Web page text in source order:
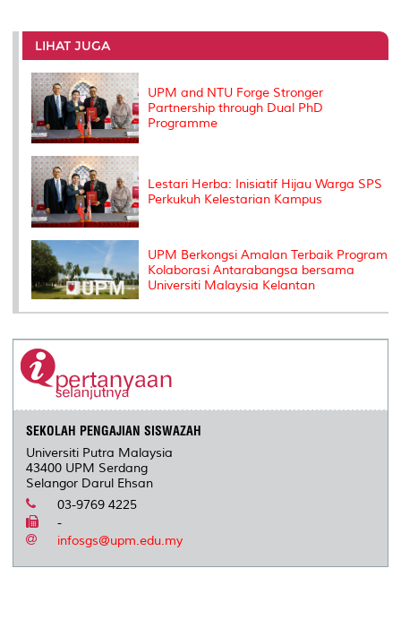
e
b
o
o
k
t
e
r
e
I
l
L
n
P
e
s
t
LIHAT JUGA
UPM and NTU Forge Stronger
Partnership through Dual PhD
Programme
Lestari Herba: Inisiatif Hijau Warga SPS
Perkukuh Kelestarian Kampus
UPM Berkongsi Amalan Terbaik Program
Kolaborasi Antarabangsa bersama
Universiti Malaysia Kelantan
SEKOLAH PENGAJIAN SISWAZAH
Universiti Putra Malaysia
43400 UPM Serdang
Selangor Darul Ehsan
03-9769 4225
-
infosgs@upm.edu.my